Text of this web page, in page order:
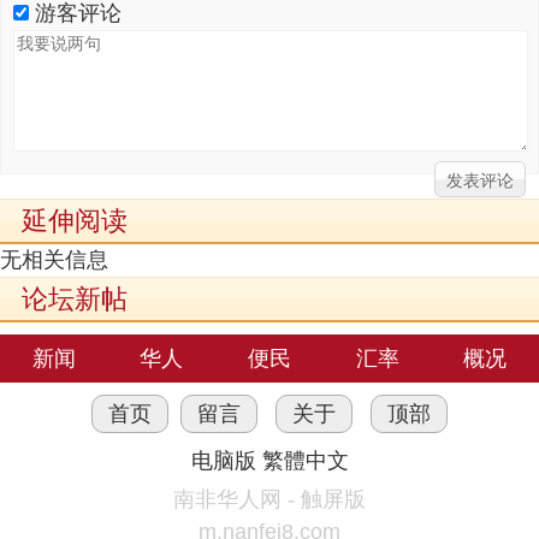
游客评论
延伸阅读
无相关信息
论坛新帖
新闻 华人 便民 汇率 概况
首页 留言 关于
顶部
电脑版 繁體中文
南非华人网 - 触屏版
m.nanfei8.com